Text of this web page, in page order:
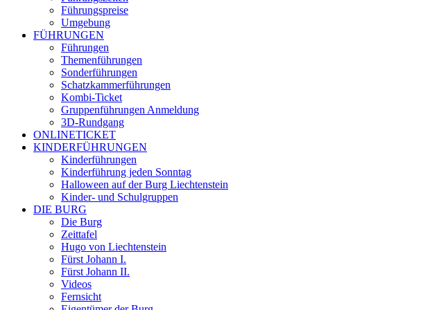
Führungspreise
Umgebung
FÜHRUNGEN
Führungen
Themenführungen
Sonderführungen
Schatzkammerführungen
Kombi-Ticket
Gruppenführungen Anmeldung
3D-Rundgang
ONLINETICKET
KINDERFÜHRUNGEN
Kinderführungen
Kinderführung jeden Sonntag
Halloween auf der Burg Liechtenstein
Kinder- und Schulgruppen
DIE BURG
Die Burg
Zeittafel
Hugo von Liechtenstein
Fürst Johann I.
Fürst Johann II.
Videos
Fernsicht